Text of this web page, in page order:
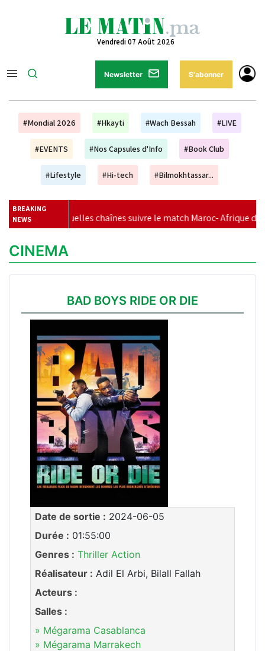
Vendredi 07 Août 2026
Newsletter S'abonner
#Mondial 2026 #Hkayti #Wach Bessah #LIVE
#EVENTS #Nos Capsules d'Info #Book Club
#Lifestyle #Hi-tech #Bilmokhtassar...
BREAKING
NEWS
chaînes suivre le match Maroc- Afrique du Sud ? |
CINEMA
BAD BOYS RIDE OR DIE
Date de sortie : 2024-06-05
Durée : 01:55:00
Genres : Thriller Action
Réalisateur : Adil El Arbi, Bilall Fallah
Acteurs :
Salles :
» Mégarama Casablanca
» Mégarama Marrakech